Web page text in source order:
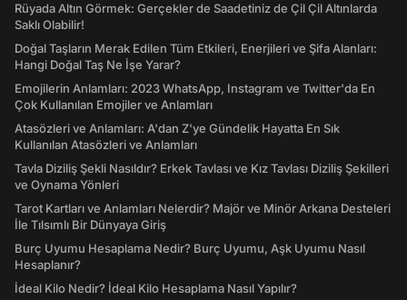
Rüyada Altın Görmek: Gerçekler de Saadetiniz de Çil Çil Altınlarda
Saklı Olabilir!
Doğal Taşların Merak Edilen Tüm Etkileri, Enerjileri ve Şifa Alanları:
Hangi Doğal Taş Ne İşe Yarar?
Emojilerin Anlamları: 2023 WhatsApp, Instagram ve Twitter'da En
Çok Kullanılan Emojiler ve Anlamları
Atasözleri ve Anlamları: A'dan Z'ye Gündelik Hayatta En Sık
Kullanılan Atasözleri ve Anlamları
Tavla Diziliş Şekli Nasıldır? Erkek Tavlası ve Kız Tavlası Diziliş Şekilleri
ve Oynama Yönleri
Tarot Kartları ve Anlamları Nelerdir? Majör ve Minör Arkana Desteleri
İle Tılsımlı Bir Dünyaya Giriş
Burç Uyumu Hesaplama Nedir? Burç Uyumu, Aşk Uyumu Nasıl
Hesaplanır?
İdeal Kilo Nedir? İdeal Kilo Hesaplama Nasıl Yapılır?